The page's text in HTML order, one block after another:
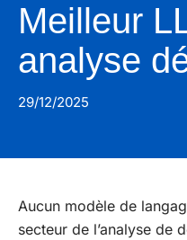
Meilleur
analyse
29/12/2025
Aucun modèle de
secteur de l’analyse de